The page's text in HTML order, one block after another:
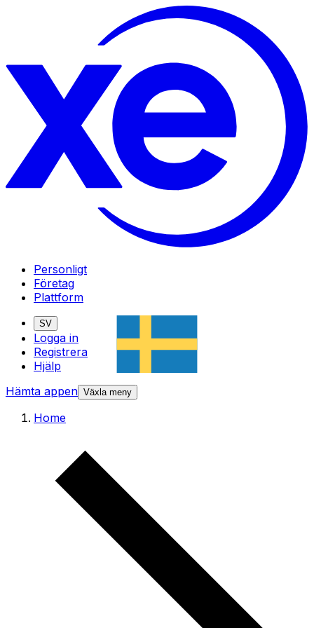
Personligt
Företag
Plattform
SV
Logga in
Registrera
Hjälp
Hämta appen Växla meny
Home